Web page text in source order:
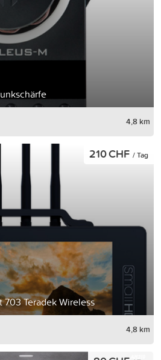
4,8 km
703 Teradek Wireless
210 CHF / Tag
4,8 km